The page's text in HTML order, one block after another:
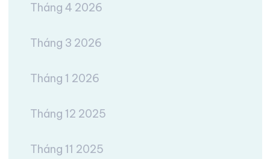
Tháng 4 2026
Tháng 3 2026
Tháng 1 2026
Tháng 12 2025
Tháng 11 2025